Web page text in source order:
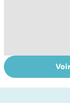
Les aidants
familiaux